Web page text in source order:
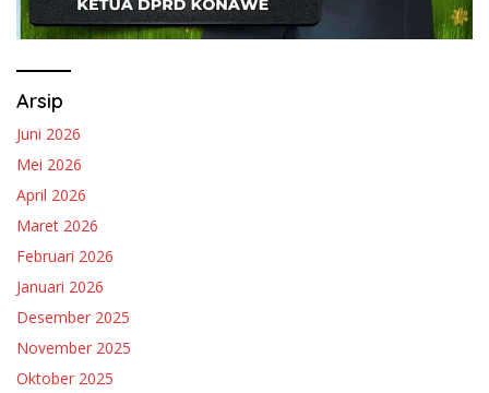
Arsip
Juni 2026
Mei 2026
April 2026
Maret 2026
Februari 2026
Januari 2026
Desember 2025
November 2025
Oktober 2025